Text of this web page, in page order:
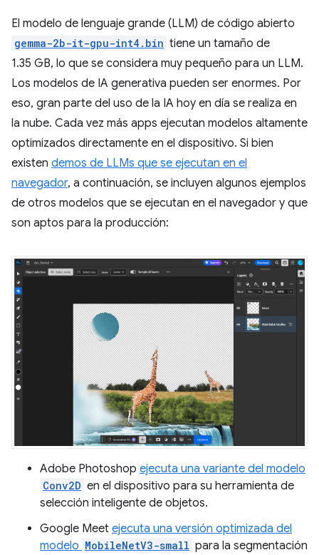
El modelo de lenguaje grande (LLM) de código abierto
gemma-2b-it-gpu-int4.bin tiene un tamaño de
1.35 GB, lo que se considera muy pequeño para un LLM.
Los modelos de IA generativa pueden ser enormes. Por
eso, gran parte del uso de la IA hoy en día se realiza en
la nube. Cada vez más apps ejecutan modelos altamente
optimizados directamente en el dispositivo. Si bien
existen demos de LLMs que se ejecutan en el
navegador, a continuación, se incluyen algunos ejemplos
de otros modelos que se ejecutan en el navegador y que
son aptos para la producción:
Adobe Photoshop ejecuta una variante del modelo
Conv2D en el dispositivo para su herramienta de
selección inteligente de objetos.
Google Meet ejecuta una versión optimizada del
modelo MobileNetV3-small para la segmentación